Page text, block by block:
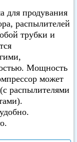
для продувания
распылителей
трубки и
Мощность
может
распылителями